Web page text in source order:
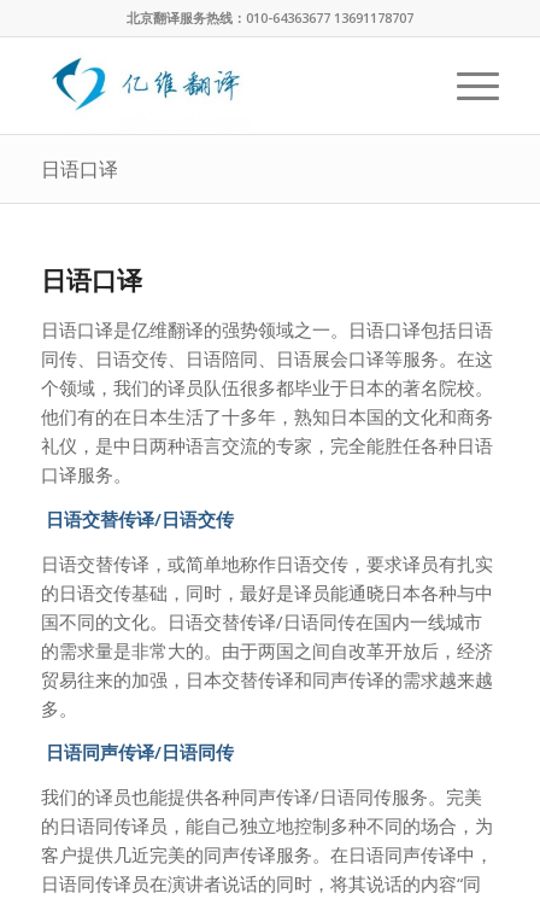
北京翻译服务热线：010-64363677 13691178707
日语口译
日语口译
日语口译是亿维翻译的强势领域之一。日语口译包括日语
同传、日语交传、日语陪同、日语展会口译等服务。在这
个领域，我们的译员队伍很多都毕业于日本的著名院校。
他们有的在日本生活了十多年，熟知日本国的文化和商务
礼仪，是中日两种语言交流的专家，完全能胜任各种日语
口译服务。
日语交替传译/日语交传
日语交替传译，或简单地称作日语交传，要求译员有扎实
的日语交传基础，同时，最好是译员能通晓日本各种与中
国不同的文化。日语交替传译/日语同传在国内一线城市
的需求量是非常大的。由于两国之间自改革开放后，经济
贸易往来的加强，日本交替传译和同声传译的需求越来越
多。
日语同声传译/日语同传
我们的译员也能提供各种同声传译/日语同传服务。完美
的日语同传译员，能自己独立地控制多种不同的场合，为
客户提供几近完美的同声传译服务。在日语同声传译中，
日语同传译员在演讲者说话的同时，将其说话的内容“同